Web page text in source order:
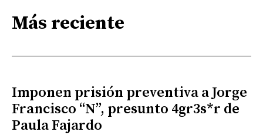
Más reciente
Imponen prisión preventiva a Jorge
Francisco “N”, presunto 4gr3s*r de
Paula Fajardo